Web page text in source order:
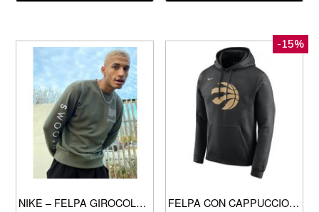
NIKE – FELPA GIROCOLLO KAKI CON LOGO NIKE-VERDE
-15%
FELPA CON CAPPUCCIO RAPTORS CITY EDITION